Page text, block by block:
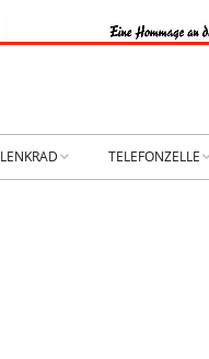
LENKRAD TELEFONZELLE